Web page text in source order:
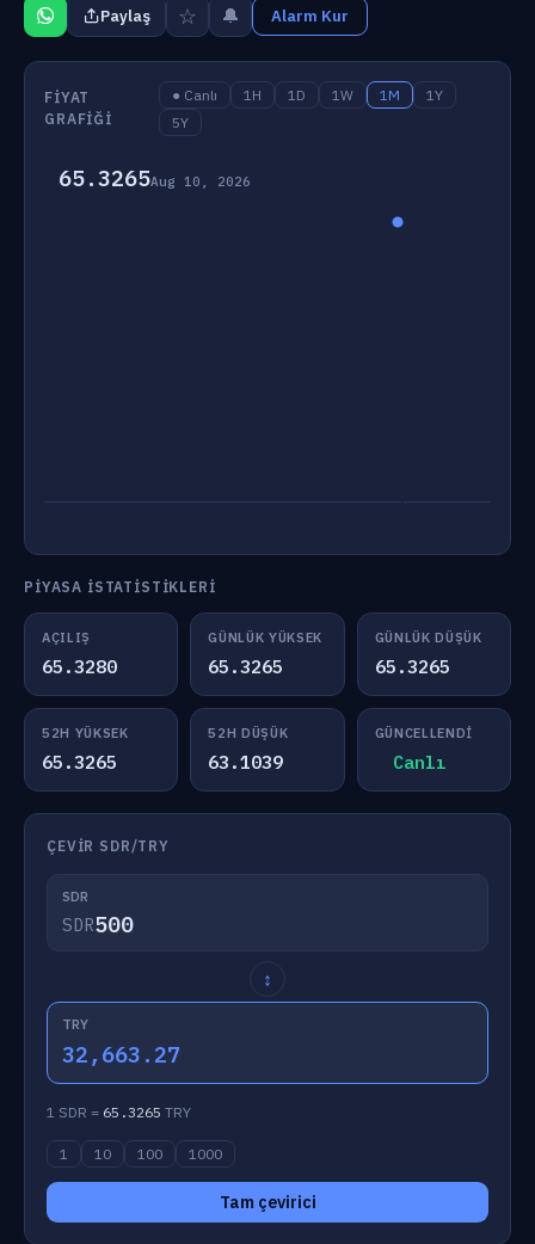
Paylaş ☆ 🔔 Alarm Kur
FIYAT
GRAFIĞI
● Canlı 1H 1D 1W 1M
1Y
5Y
65.3265Aug 10, 2026
PIYASA İSTATISTIKLERI
AÇILIŞ
65.3280
GÜNLÜK YÜKSEK
65.3265
GÜNLÜK DÜŞÜK
65.3265
52H YÜKSEK
65.3265
52H DÜŞÜK
63.1039
GÜNCELLENDI
Canlı
ÇEVIR SDR/TRY
SDR
SDR
↕
TRY
32,663.27
1 SDR = 65.3265 TRY
1 10 100 1000
Tam çevirici